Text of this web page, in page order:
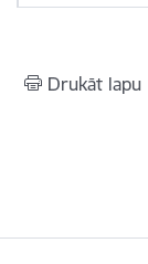
Drukāt lapu